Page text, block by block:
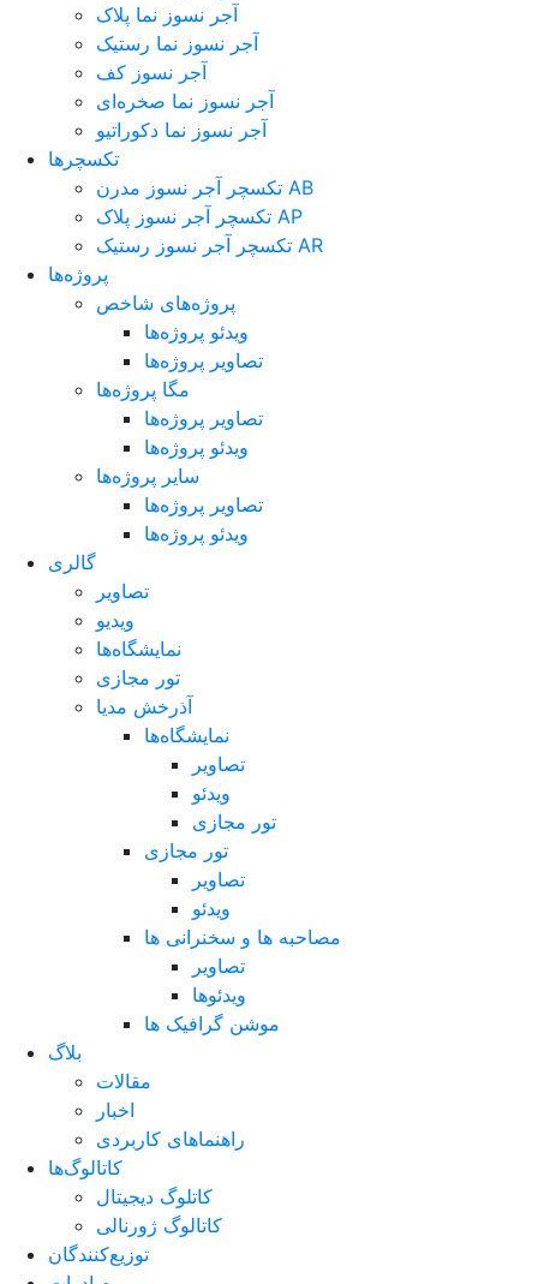
آجر نسوز نما پلاک
آجر نسوز نما رستیک
آجر نسوز کف
آجر نسوز نما صخره‌ای
آجر نسوز نما دکوراتیو
تکسچرها
تکسچر آجر نسوز مدرن AB
تکسچر آجر نسوز پلاک AP
تکسچر آجر نسوز رستیک AR
پروژه‌ها
پروژه‌های شاخص
ویدئو پروژه‌ها
تصاویر پروژه‌ها
مگا پروژه‌ها
تصاویر پروژه‌ها
ویدئو پروژه‌ها
سایر پروژه‌ها
تصاویر پروژه‌ها
ویدئو پروژه‌ها
گالری
تصاویر
ویدیو
نمایشگاه‌ها
تور مجازی
آذرخش مدیا
نمایشگاه‌ها
تصاویر
ویدئو
تور مجازی
تور مجازی
تصاویر
ویدئو
مصاحبه ها و سخنرانی ها
تصاویر
ویدئوها
موشن گرافیک ها
بلاگ
مقالات
اخبار
راهنماهای کاربردی
کاتالوگ‌ها
کاتلوگ دیجیتال
کاتالوگ ژورنالی
توزیع‌کنندگان